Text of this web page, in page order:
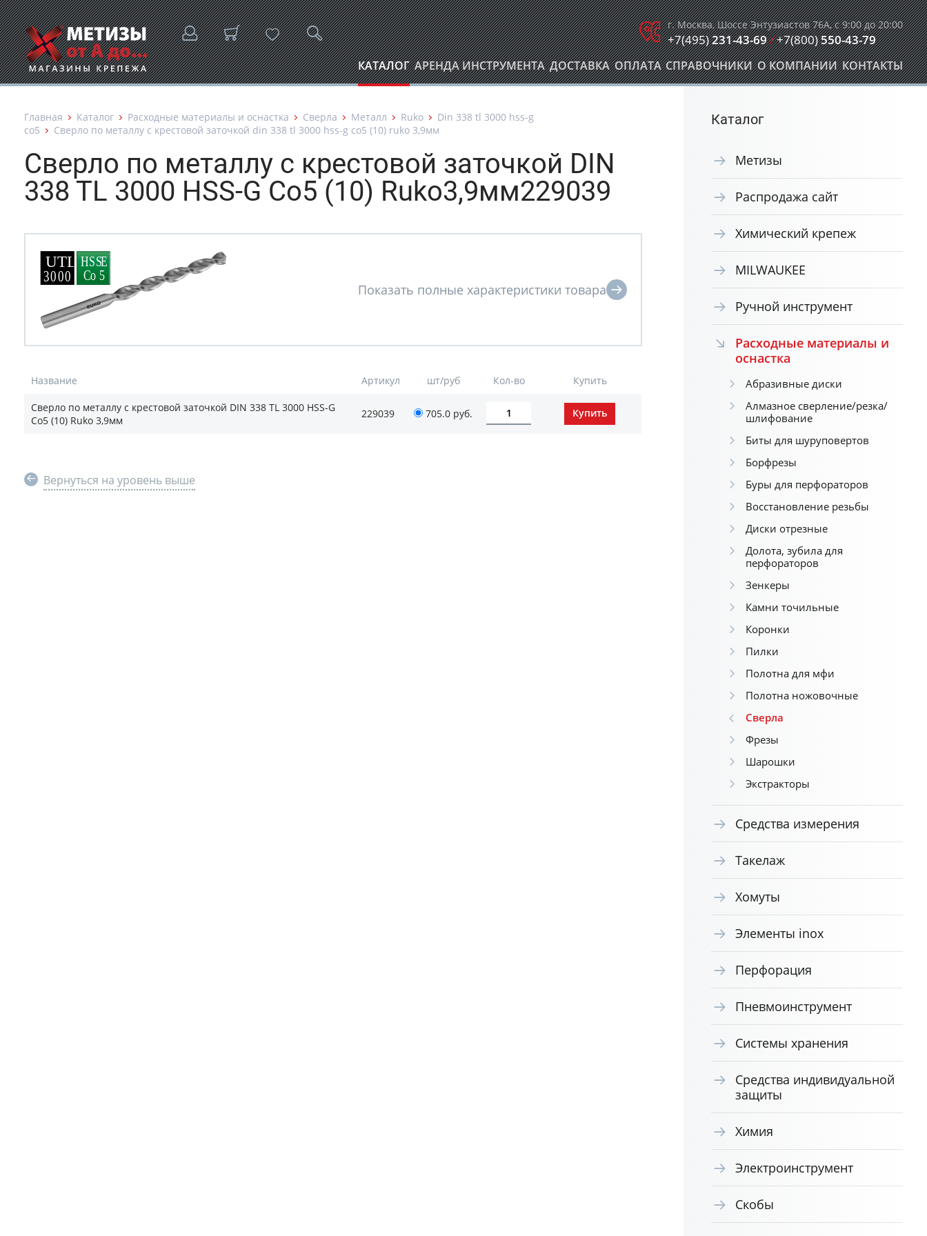
г. Москва, Шоссе Энтузиастов 76А, с 9:00 до 20:00
+7(495)231-43-69/+7(800)550-43-79
КАТАЛОГ АРЕНДА ИНСТРУМЕНТА ДОСТАВКА ОПЛАТА СПРАВОЧНИКИ О КОМПАНИИ КОНТАКТЫ
Главная Каталог Расходные материалы и оснастка Сверла Металл Ruko
Din 338 tl 3000 hss-g
co5
Сверло по металлу с крестовой заточкой din 338 tl 3000 hss-g co5 (10) ruko 3,9мм
Сверло по металлу с крестовой заточкой DIN
338 TL 3000 HSS-G Co5 (10) Ruko3,9мм229039
Название Артикул шт/руб Кол-во Купить
Сверло по металлу с крестовой заточкой DIN 338 TL 3000 HSS-G
Co5 (10) Ruko 3,9мм
229039 705.0 руб.
Вернуться на уровень выше
Каталог
Метизы
Распродажа сайт
Химический крепеж
MILWAUKEE
Ручной инструмент
Расходные материалы и
оснастка
Абразивные диски
Алмазное сверление/резка/
шлифование
Биты для шуруповертов
Борфрезы
Буры для перфораторов
Восстановление резьбы
Диски отрезные
Долота, зубила для
перфораторов
Зенкеры
Камни точильные
Коронки
Пилки
Полотна для мфи
Полотна ножовочные
Сверла
Фрезы
Шарошки
Экстракторы
Средства измерения
Такелаж
Хомуты
Элементы inox
Перфорация
Пневмоинструмент
Системы хранения
Средства индивидуальной
защиты
Химия
Электроинструмент
Скобы